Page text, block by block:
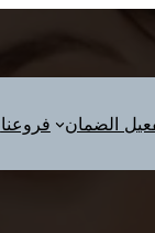
فروعنا الضمان